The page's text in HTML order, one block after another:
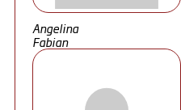
Angelina
Fabian